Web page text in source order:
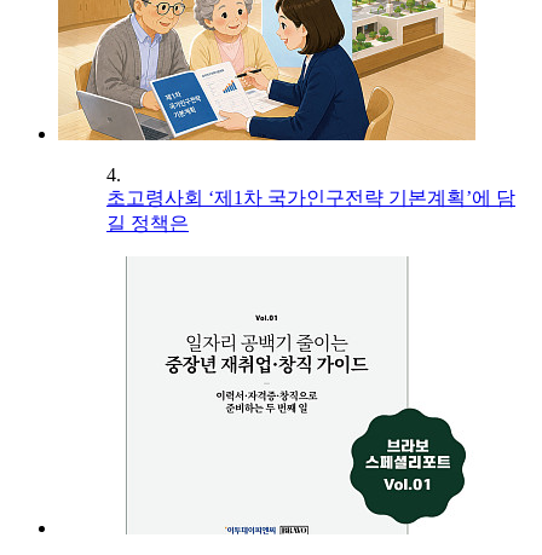
4.
초고령사회 ‘제1차 국가인구전략 기본계획’에 담
길 정책은